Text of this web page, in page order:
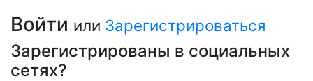
Войти или Зарегистрироваться
Зарегистрированы в социальных
сетях?